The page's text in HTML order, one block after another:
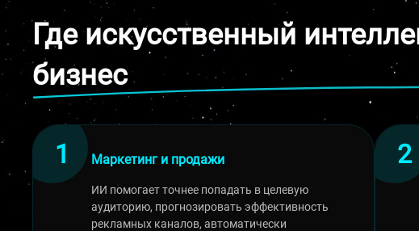
Где искусственный
бизнес
Маркетинг и продажи
ИИ помогает точнее попадать в целевую
аудиторию, прогнозировать эффективность
рекламных каналов, автоматически